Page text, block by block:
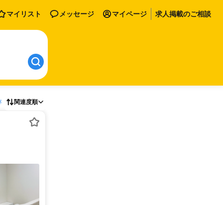
マイリスト メッセージ マイページ 求人掲載のご相談
関連度順